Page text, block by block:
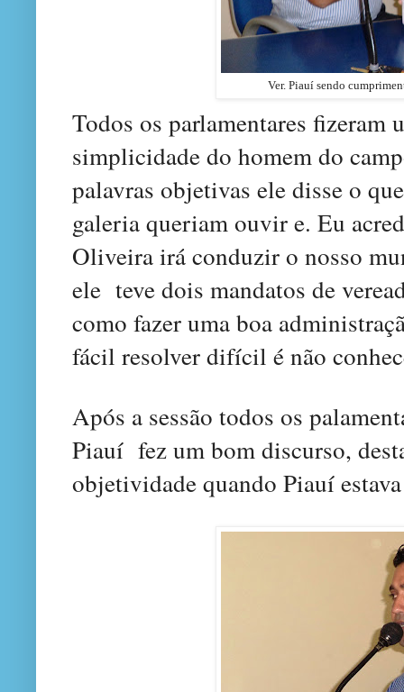
Ver. Piauí sendo
Todos os parlamentares fizeram
simplicidade do homem do
palavras objetivas eledisse o
galeria queriam ouvire. Eu
Oliveirairá conduzir o nosso
ele teve dois mandatos de
como fazer uma boa
fácil resolver difícil é não
Após a sessão todos os
Piauí fez um bom discurso,
objetividade quando Piauí est